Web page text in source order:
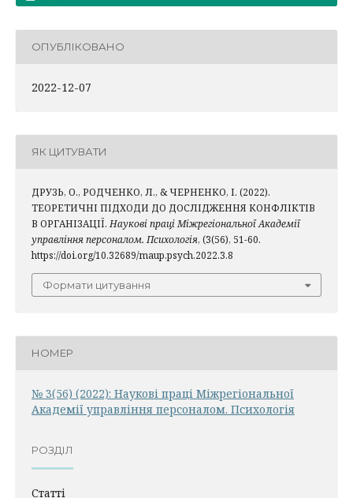
ОПУБЛІКОВАНО
2022-12-07
ЯК ЦИТУВАТИ
ДРУЗЬ, О., РОДЧЕНКО, Л., & ЧЕРНЕНКО, І. (2022).
ТЕОРЕТИЧНІ ПІДХОДИ ДО ДОСЛІДЖЕННЯ КОНФЛІКТІВ
В ОРГАНІЗАЦІЇ. Наукові праці Міжрегіональної Академії
управління персоналом. Психологія, (3(56), 51-60.
https://doi.org/10.32689/maup.psych.2022.3.8
Формати цитування
НОМЕР
№ 3(56) (2022): Наукові праці Міжрегіональної
Академії управління персоналом. Психологія
РОЗДІЛ
Статті